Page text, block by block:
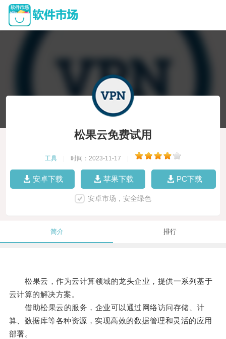
松果云免费试用
工具 时间：2023-11-17
安卓下载 苹果下载 PC下载
安卓市场，安全绿色
简介 排行
松果云，作为云计算领域的龙头企业，提供一系列基于
云计算的解决方案。
借助松果云的服务，企业可以通过网络访问存储、计
算、数据库等各种资源，实现高效的数据管理和灵活的应用
部署。